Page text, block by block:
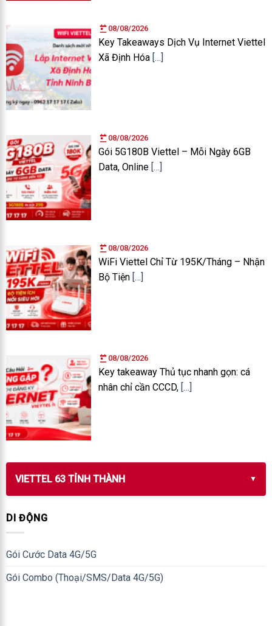
08/08/2026
Key Takeaways Dịch Vụ Internet Viettel
Xã Định Hóa […]
08/08/2026
Gói 5G180B Viettel – Mỗi Ngày 6GB
Data, Online […]
08/08/2026
WiFi Viettel Chỉ Từ 195K/Tháng – Nhận
Bộ Tiện […]
08/08/2026
Key takeaway Thủ tục nhanh gọn: cá
nhân chỉ cần CCCD, […]
VIETTEL 63 TỈNH THÀNH
DI ĐỘNG
Gói Cước Data 4G/5G
Gói Combo (Thoại/SMS/Data 4G/5G)